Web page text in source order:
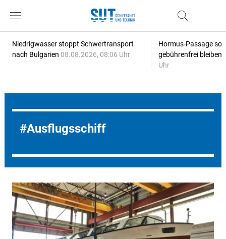
Niedrigwasser stoppt Schwertransport
nach Bulgarien 08.08.2026, 08:06 Uhr
Hormus-Passage
gebührenfrei bleiben
Uhr
Ausflugsschiff